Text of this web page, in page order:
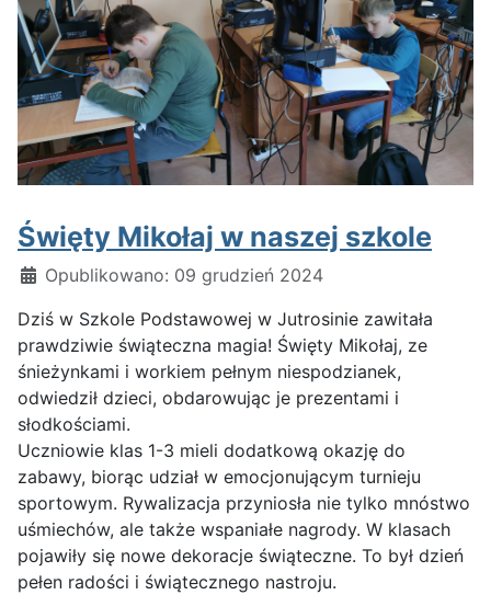
Święty Mikołaj w naszej szkole
Szczegóły
Opublikowano: 09 grudzień 2024
Dziś w Szkole Podstawowej w Jutrosinie zawitała
prawdziwie świąteczna magia! Święty Mikołaj, ze
śnieżynkami i workiem pełnym niespodzianek,
odwiedził dzieci, obdarowując je prezentami i
słodkościami.
Uczniowie klas 1-3 mieli dodatkową okazję do
zabawy, biorąc udział w emocjonującym turnieju
sportowym. Rywalizacja przyniosła nie tylko mnóstwo
uśmiechów, ale także wspaniałe nagrody. W klasach
pojawiły się nowe dekoracje świąteczne. To był dzień
pełen radości i świątecznego nastroju.